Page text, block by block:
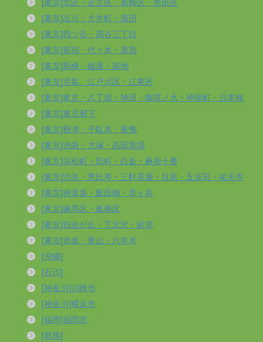
[東京]北区・足立区・葛飾区・墨田区
[東京]品川・大井町・蒲田
[東京]四ツ谷・四谷三丁目
[東京]新宿・代々木・原宿
[東京]新橋・銀座・築地
[東京]月島、江戸川区・江東区
[東京]東京・八丁堀・神田・御茶ノ水・神保町・日本橋
[東京]東京都下
[東京]根津・千駄木・巣鴨
[東京]池袋・大塚・高田馬場
[東京]浜松町・田町・白金・麻布十番
[東京]渋谷・恵比寿・三軒茶屋・目黒・五反田・祐天寺
[東京]神楽坂・飯田橋・市ヶ谷
[東京]練馬区・板橋区
[東京]自由が丘・下北沢・経堂
[東京]赤坂・青山・六本木
[沖縄]
[石川]
[神奈川]川崎市
[神奈川]横浜市
[福岡]福岡市
[群馬]